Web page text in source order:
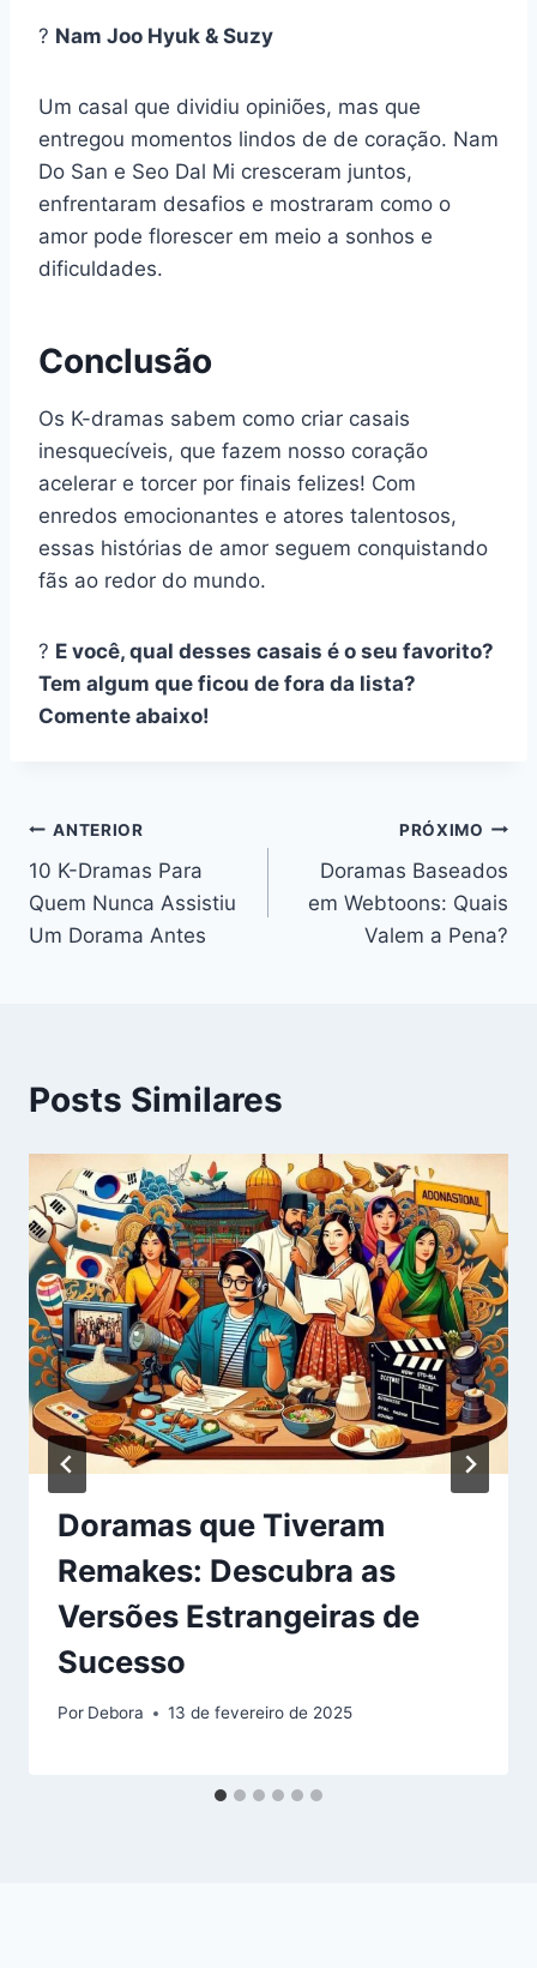
? Nam Joo Hyuk & Suzy
Um casal que dividiu opiniões, mas que
entregou momentos lindos de de coração. Nam
Do San e Seo Dal Mi cresceram juntos,
enfrentaram desafios e mostraram como o
amor pode florescer em meio a sonhos e
dificuldades.
Conclusão
Os K-dramas sabem como criar casais
inesquecíveis, que fazem nosso coração
acelerar e torcer por finais felizes! Com
enredos emocionantes e atores talentosos,
essas histórias de amor seguem conquistando
fãs ao redor do mundo.
? E você, qual desses casais é o seu favorito?
Tem algum que ficou de fora da lista?
Comente abaixo!
Navegação
de
Post
ANTERIOR
10 K-Dramas Para
Quem Nunca Assistiu
Um Dorama Antes
PRÓXIMO
Doramas Baseados
em Webtoons: Quais
Valem a Pena?
Posts Similares
Doramas que Tiveram
Remakes: Descubra as
Versões Estrangeiras de
Sucesso
Por Debora 13 de fevereiro de 2025